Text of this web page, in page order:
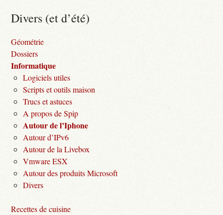
Divers (et d’été)
Géométrie
Dossiers
Informatique
Logiciels utiles
Scripts et outils maison
Trucs et astuces
A propos de Spip
Autour de l’Iphone
Autour d’IPv6
Autour de la Livebox
Vmware ESX
Autour des produits Microsoft
Divers
Recettes de cuisine